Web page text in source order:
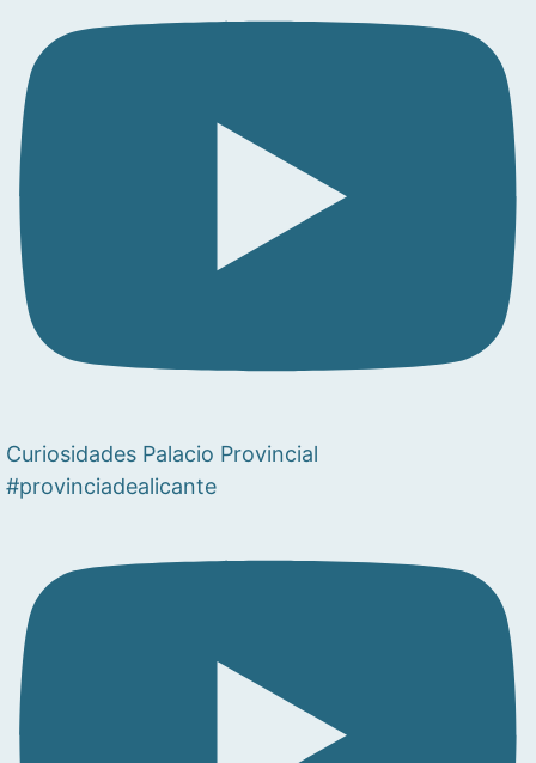
Curiosidades Palacio Provincial
#provinciadealicante